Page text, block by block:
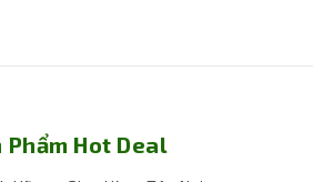
Phẩm Hot Deal